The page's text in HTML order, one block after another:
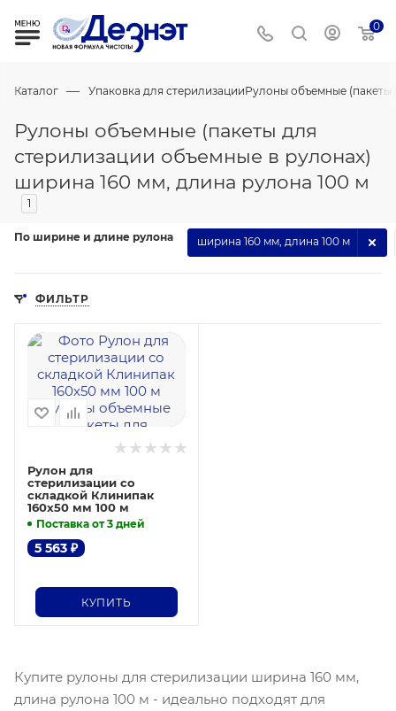
0
Каталог — Упаковка для стерилизацииРулоны объемные (пакеты
Рулоны объемные (пакеты для
стерилизации объемные в рулонах)
ширина 160 мм, длина рулона 100 м
1
По ширине и длине рулона ширина 160 мм, длина 100 м
ФИЛЬТР
Рулон для
стерилизации со
складкой Клинипак
160х50 мм 100 м
Поставка от 3 дней
5 563 ₽
КУПИТЬ
Купите рулоны для стерилизации ширина 160 мм,
длина рулона 100 м - идеально подходят для